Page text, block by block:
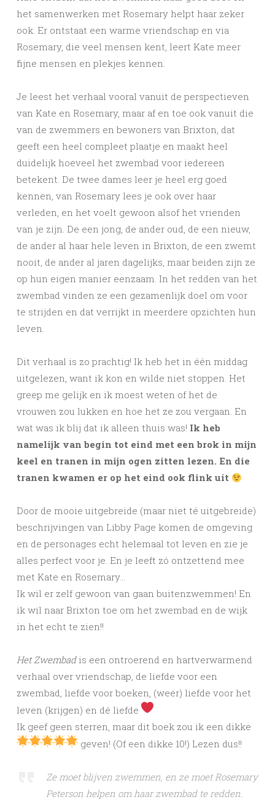
het samenwerken met Rosemary helpt haar zeker
ook. Er ontstaat een warme vriendschap en via
Rosemary, die veel mensen kent, leert Kate meer
fijne mensen en plekjes kennen.
Je leest het verhaal vooral vanuit de perspectieven
van Kate en Rosemary, maar af en toe ook vanuit die
van de zwemmers en bewoners van Brixton, dat
geeft een heel compleet plaatje en maakt heel
duidelijk hoeveel het zwembad voor iedereen
betekent. De twee dames leer je heel erg goed
kennen, van Rosemary lees je ook over haar
verleden, en het voelt gewoon alsof het vrienden
van je zijn. De een jong, de ander oud, de een nieuw,
de ander al haar hele leven in Brixton, de een zwemt
nooit, de ander al jaren dagelijks, maar beiden zijn ze
op hun eigen manier eenzaam. In het redden van het
zwembad vinden ze een gezamenlijk doel om voor
te strijden en dat verrijkt in meerdere opzichten hun
leven.
Dit verhaal is zo prachtig! Ik heb het in één middag
uitgelezen, want ik kon en wilde niet stoppen. Het
greep me gelijk en ik moest weten of het de
vrouwen zou lukken en hoe het ze zou vergaan. En
wat was ik blij dat ik alleen thuis was! Ik heb
namelijk van begin tot eind met een brok in mijn
keel en tranen in mijn ogen zitten lezen. En die
tranen kwamen er op het eind ook flink uit
Door de mooie uitgebreide (maar niet té uitgebreide)
beschrijvingen van Libby Page komen de omgeving
en de personages echt helemaal tot leven en zie je
alles perfect voor je. En je leeft zó ontzettend mee
met Kate en Rosemary…
Ik wil er zelf gewoon van gaan buitenzwemmen! En
ik wil naar Brixton toe om het zwembad en de wijk
in het echt te zien!!
Het Zwembad is een ontroerend en hartverwarmend
verhaal over vriendschap, de liefde voor een
zwembad, liefde voor boeken, (weer) liefde voor het
leven (krijgen) en dé liefde
Ik geef geen sterren, maar dit boek zou ik een dikke
geven! (Of een dikke 10!) Lezen dus!!
Ze moet blijven zwemmen, en ze moet Rosemary
Peterson helpen om haar zwembad te redden.